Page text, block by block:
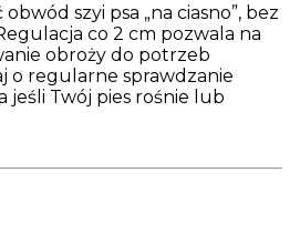
szyi psa „na ciasno”, bez
co 2 cm pozwala na
obroży do potrzeb
o regularne sprawdzanie
jeśli Twój pies rośnie lub